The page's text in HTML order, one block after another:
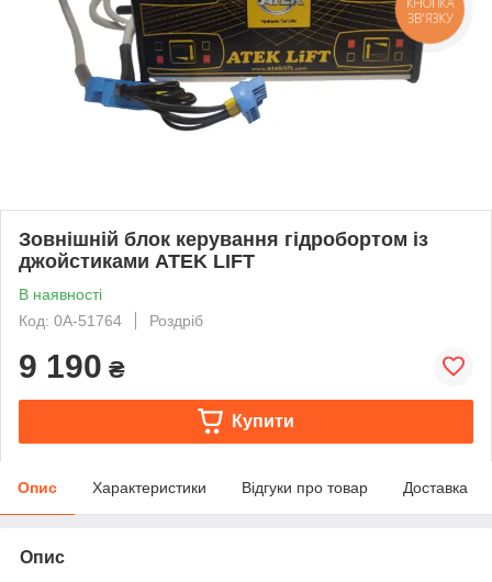
Зовнішній блок керування гідробортом із
джойстиками ATEK LIFT
В наявності
Код: 0А-51764
Роздріб
9 190 ₴
Купити
Опис Характеристики Відгуки про товар Доставка
Опис
ЗВ'ЯЗКУ